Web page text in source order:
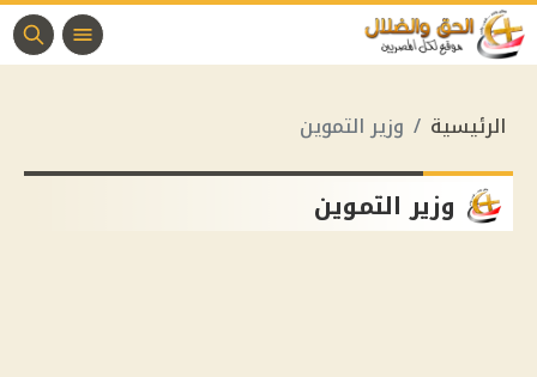
الرئيسية وزير التموين
وزير التموين